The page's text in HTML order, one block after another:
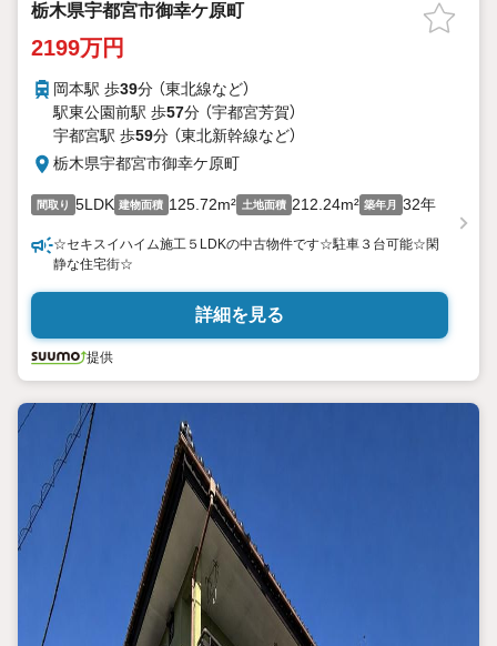
栃木県宇都宮市御幸ケ原町
2199万円
岡本駅 歩39分 （東北線など）
駅東公園前駅 歩57分 （宇都宮芳賀）
宇都宮駅 歩59分 （東北新幹線など）
栃木県宇都宮市御幸ケ原町
間取り 5LDK 建物面積 125.72m² 土地面積 212.24m² 築年月 32年
☆セキスイハイム施工５LDKの中古物件です☆駐車３台可能☆閑
静な住宅街☆
詳細を見る
提供